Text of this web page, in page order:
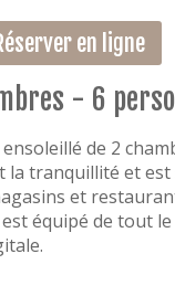
en ligne
- 6
de 2
tranquillité et
et
équipé de tout